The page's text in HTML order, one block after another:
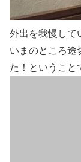
外出を我慢して
いまのところ途
た！ということ